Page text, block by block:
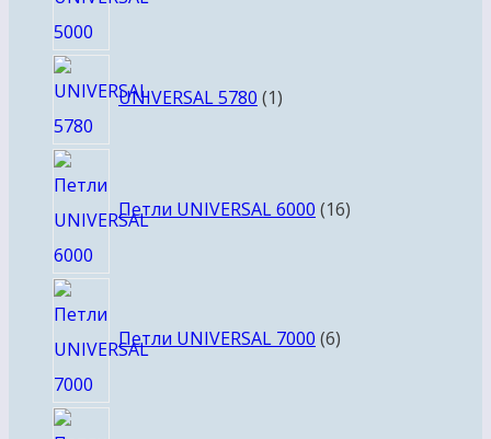
UNIVERSAL 5780 1товар
Петли UNIVERSAL 6000 16товаров
Петли UNIVERSAL 7000 6товаров